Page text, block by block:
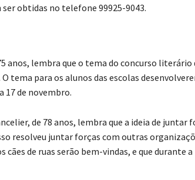
obtidas no telefone 99925-9043.
anos, lembra que o tema do concurso
tema para os alunos das escolas
17 de novembro.
de 78 anos, lembra que a ideia de
resolveu juntar forças com outras
cães de ruas serão bem-vindas, e que durante